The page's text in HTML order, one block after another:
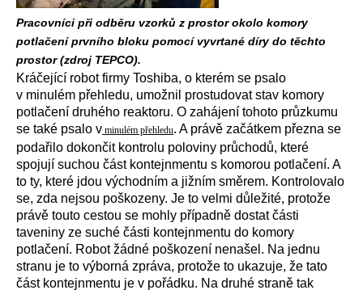
Pracovníci při odběru vzorků z prostor okolo komory
potlačení prvního bloku pomocí vyvrtané díry do těchto
prostor (zdroj TEPCO).
Kráčející robot firmy Toshiba, o kterém se psalo
v minulém přehledu, umožnil prostudovat stav komory
potlačení druhého reaktoru. O zahájení tohoto průzkumu
se také psalo v minulém přehledu. A právě začátkem přezna se
podařilo dokončit kontrolu poloviny průchodů, které
spojují suchou část kontejnmentu s komorou potlačení. A
to ty, které jdou východním a jižním směrem. Kontrolovalo
se, zda nejsou poškozeny. Je to velmi důležité, protože
právě touto cestou se mohly případně dostat části
taveniny ze suché části kontejnmentu do komory
potlačení. Robot žádné poškození nenašel. Na jednu
stranu je to výborná zpráva, protože to ukazuje, že tato
část kontejnmentu je v pořádku. Na druhé straně tak